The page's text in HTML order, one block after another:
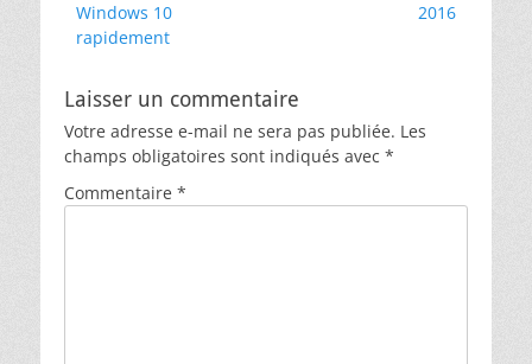
Windows 10
rapidement
2016
Laisser un commentaire
Votre adresse e-mail ne sera pas publiée. Les
champs obligatoires sont indiqués avec *
Commentaire *